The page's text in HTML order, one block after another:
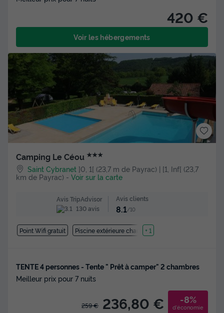
420 €
Voir les hébergements
Camping Le Céou ★★★
Saint Cybranet ]0, 1[ (23,7 m de Payrac) | [1, Inf[ (23,7
km de Payrac) - Voir sur la carte
Avis TripAdvisor
130 avis
Avis clients
8.1/10
Point Wifi gratuit Piscine extérieure chauffée
+ 1
TENTE 4 personnes - Tente " Prêt à camper" 2 chambres
Meilleur prix pour 7 nuits
259 € 236,80 € -8%
d'économie